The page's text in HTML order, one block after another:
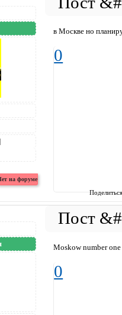
в Москве но
0
Moskow number
0